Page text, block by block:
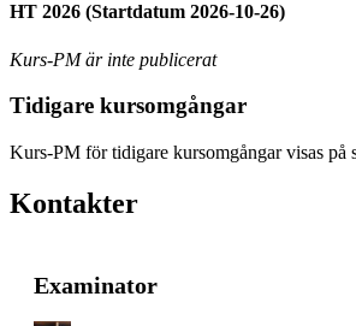
HT 2026 (Startdatum 2026-10-26)
Kurs-PM är inte publicerat
Tidigare kursomgångar
Kurs-PM för tidigare kursomgångar visas på
Kontakter
Examinator